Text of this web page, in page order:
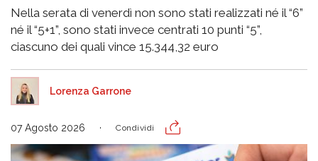
Nella serata di venerdì non sono stati realizzati né il “6”
né il “5+1”, sono stati invece centrati 10 punti “5”,
ciascuno dei quali vince 15.344,32 euro
Lorenza Garrone
07 Agosto 2026 Condividi